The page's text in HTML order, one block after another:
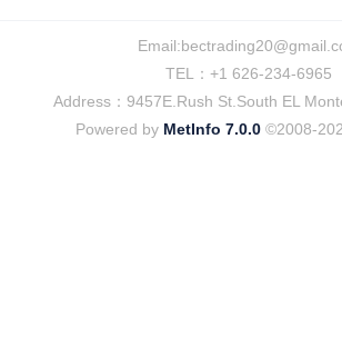
Email:
TEL：+1 626-234-6965
Address：9457E.Rush St.South EL
Powered by MetInfo 7.0.0 ©2008-